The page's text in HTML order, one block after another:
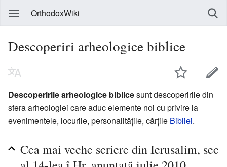
OrthodoxWiki
Descoperiri arheologice biblice
Descoperirile arheologice biblicesunt descoperirile din
sfera arheologiei care aduc elemente noi cu privire la
evenimentele, locurile, personalităţile, cărţile Bibliei.
Cea mai veche scriere din Ierusalim, sec